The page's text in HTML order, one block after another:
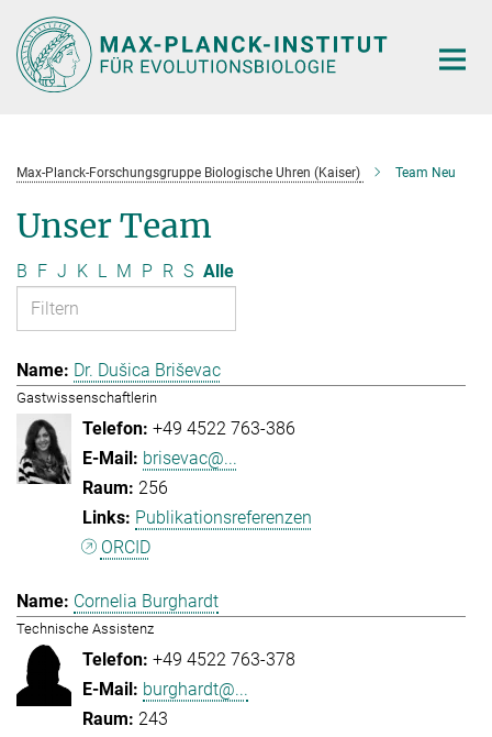
Hauptinhalt
Max-Planck-Forschungsgruppe Biologische Uhren (Kaiser) Team Neu
Unser Team
B F J K L M P R S Alle
Dr. Dušica Briševac
Gastwissenschaftlerin
+49 4522 763-386
brisevac@...
256
Publikationsreferenzen
ORCID
Cornelia Burghardt
Technische Assistenz
+49 4522 763-378
burghardt@...
243